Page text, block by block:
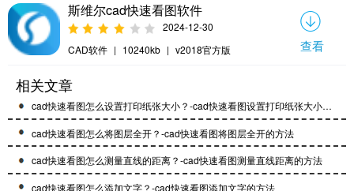
斯维尔cad快速看图软件
2024-12-30
CAD软件 | 10240kb | v2018官方版 查看
相关文章
cad快速看图怎么设置打印纸张大小？-cad快速看图设置打印纸张大小的方法
cad快速看图怎么将图层全开？-cad快速看图将图层全开的方法
cad快速看图怎么测量直线的距离？-cad快速看图测量直线距离的方法
cad快速看图怎么添加文字？-cad快速看图添加文字的方法